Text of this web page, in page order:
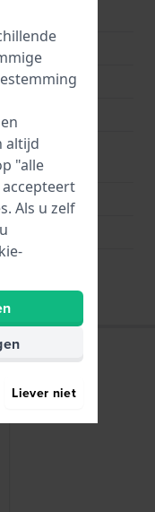
altijd
"alle
Als u zelf
Liever niet